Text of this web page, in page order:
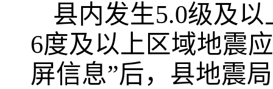
县内发生5.0级及
6度及以上区域地震
屏信息”后，县地震